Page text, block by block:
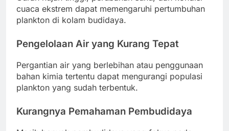
cuaca ekstrem dapat memengaruhi pertumbuhan
plankton di kolam budidaya.
Pengelolaan Air yang Kurang Tepat
Pergantian air yang berlebihan atau penggunaan
bahan kimia tertentu dapat mengurangi populasi
plankton yang sudah terbentuk.
Kurangnya Pemahaman Pembudidaya